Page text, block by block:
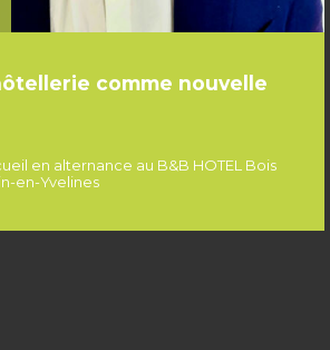
comme nouvelle
en alternance au B&B HOTEL Bois
en-Yvelines